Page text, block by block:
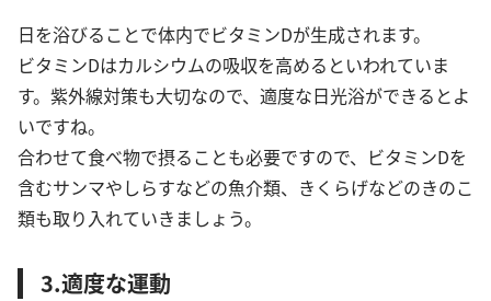
日を浴びることで体内でビタミンDが生成されます。
ビタミンDはカルシウムの吸収を高めるといわれていま
す。紫外線対策も大切なので、適度な日光浴ができるとよ
いですね。
合わせて食べ物で摂ることも必要ですので、ビタミンDを
含むサンマやしらすなどの魚介類、きくらげなどのきのこ
類も取り入れていきましょう。
3.適度な運動